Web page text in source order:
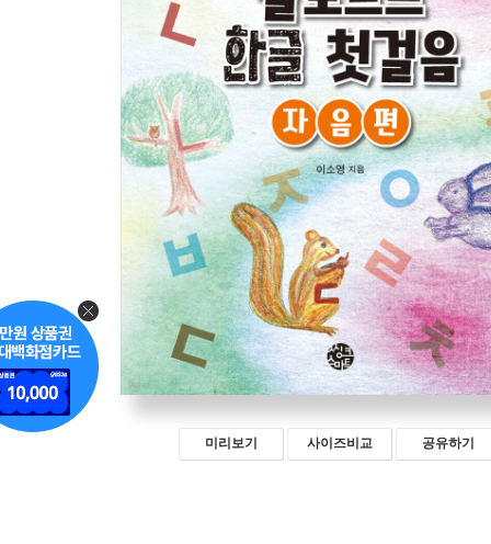
미리보기 사이즈비교 공유하기